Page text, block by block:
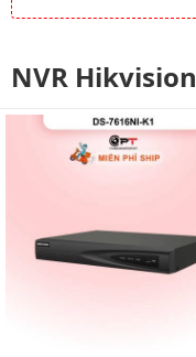
NVR Hikvision